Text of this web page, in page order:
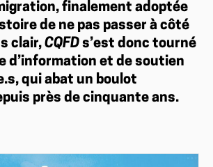
finalement adoptée
de ne pas passer à côté
clair, CQFD s’est donc tourné
d’information et de soutien
qui abat un boulot
près de cinquante ans.